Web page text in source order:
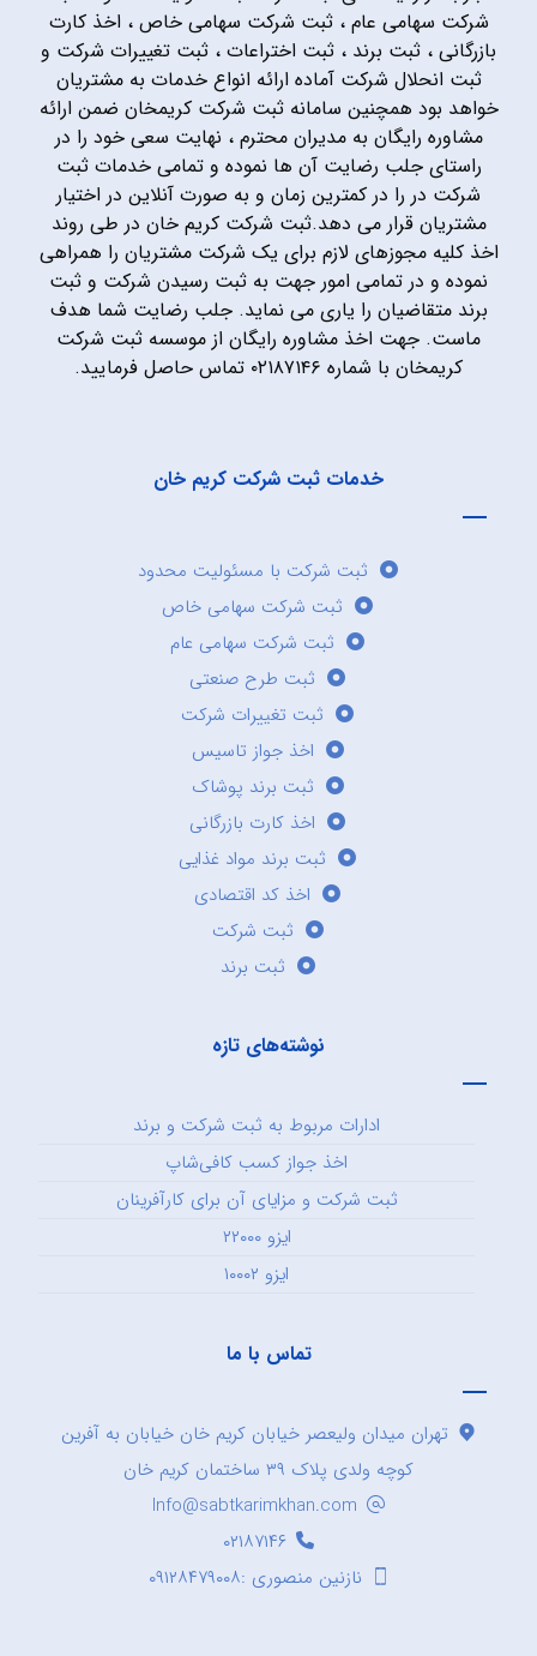
شرکت سهامی عام ، ثبت شرکت سهامی خاص ، اخذ کارت
بازرگانی ، ثبت برند ، ثبت اختراعات ، ثبت تغییرات شرکت و
ثبت انحلال شرکت آماده ارائه انواع خدمات به مشتریان
خواهد بود همچنین سامانه ثبت شرکت کریمخان ضمن ارائه
مشاوره رایگان به مدیران محترم ، نهایت سعی خود را در
راستای جلب رضایت آن ها نموده و تمامی خدمات ثبت
شرکت در را در کمترین زمان و به صورت آنلاین در اختیار
مشتریان قرار می دهد.ثبت شرکت کریم خان در طی روند
اخذ کلیه مجوزهای لازم برای یک شرکت مشتریان را همراهی
نموده و در تمامی امور جهت به ثبت رسیدن شرکت و ثبت
برند متقاضیان را یاری می نماید. جلب رضایت شما هدف
ماست. جهت اخذ مشاوره رایگان از موسسه ثبت شرکت
کریمخان با شماره ۰۲۱۸۷۱۴۶ تماس حاصل فرمایید.
خدمات ثبت شرکت کریم خان
ثبت شرکت با مسئولیت محدود
ثبت شرکت سهامی خاص
ثبت شرکت سهامی عام
ثبت طرح صنعتی
ثبت تغییرات شرکت
اخذ جواز تاسیس
ثبت برند پوشاک
اخذ کارت بازرگانی
ثبت برند مواد غذایی
اخذ کد اقتصادی
ثبت شرکت
ثبت برند
نوشته‌های تازه
ادارات مربوط به ثبت شرکت و برند
اخذ جواز کسب کافی‌شاپ
ثبت شرکت و مزایای آن برای کارآفرینان
ایزو ۲۲۰۰۰
ایزو ۱۰۰۰۲
تماس با ما
تهران میدان ولیعصر خیابان کریم خان خیابان به آفرین
کوچه ولدی پلاک ۳۹ ساختمان کریم خان
Info@sabtkarimkhan.com
۰۲۱۸۷۱۴۶
نازنین منصوری :۰۹۱۲۸۴۷۹۰۰۸